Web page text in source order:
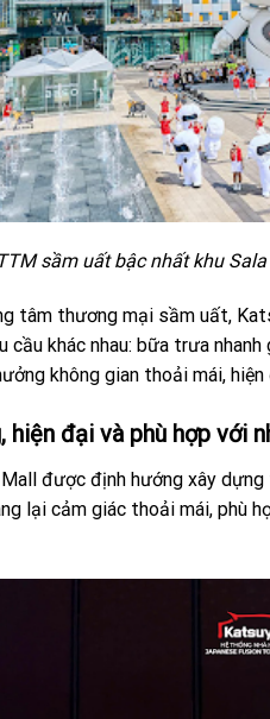
sầm uất bậc nhất khu
tâm thương mại sầm uất,
cầu khác nhau: bữa trưa
không gian thoải mái,
hiện đại và phù hợp với
được định hướng xây
lại cảm giác thoải mái, phù